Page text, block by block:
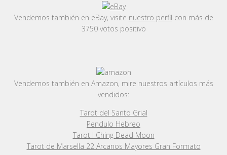
Vendemos también en eBay, visite nuestro perfil con más de
3750 votos positivo
Vendemos también en Amazon, mire nuestros artículos más
vendidos:
Tarot del Santo Grial
Pendulo Hebreo
Tarot I Ching Dead Moon
Tarot de Marsella 22 Arcanos Mayores Gran Formato